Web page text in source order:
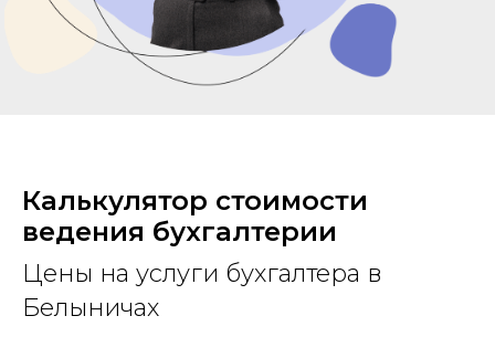
Калькулятор стоимости
ведения бухгалтерии
Цены на услуги бухгалтера в
Белыничах